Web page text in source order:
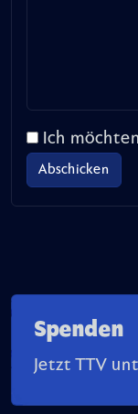
Ich
Spenden
Jetzt TTV